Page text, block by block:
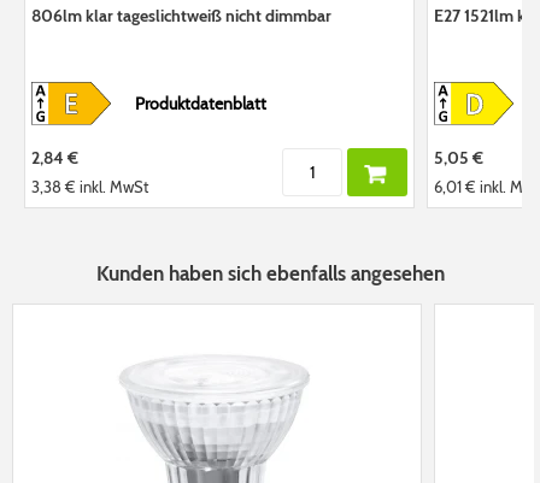
806lm klar tageslichtweiß nicht dimmbar
Produktdatenblatt
2,84 €
3,38 € inkl. MwSt
E27 1521lm
5,05 €
6,01 €inkl.
Kunden haben sich ebenfalls angesehen